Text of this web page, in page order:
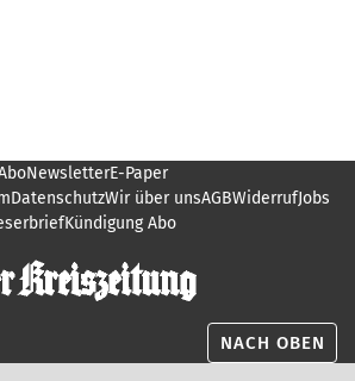
NewsletterE-Paper
DatenschutzWir über unsAGBWiderrufJobs
Kündigung Abo
NACH OBEN